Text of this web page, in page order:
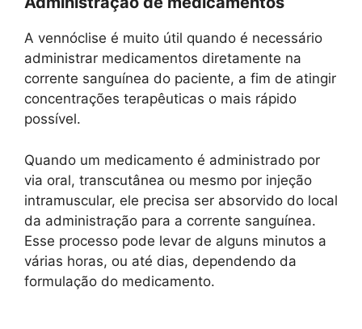
A vennóclise é muito útil quando é necessário
administrar medicamentos diretamente na
corrente sanguínea do paciente, a fim de atingir
concentrações terapêuticas o mais rápido
possível.
Quando um medicamento é administrado por
via oral, transcutânea ou mesmo por injeção
intramuscular, ele precisa ser absorvido do local
da administração para a corrente sanguínea.
Esse processo pode levar de alguns minutos a
várias horas, ou até dias, dependendo da
formulação do medicamento.